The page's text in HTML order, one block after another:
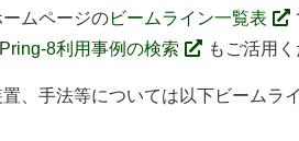
ムページのビームライン一覧表
8利用事例の検索 もご活用く
手法等については以下ビームラ